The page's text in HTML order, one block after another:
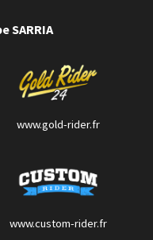
SARRIA
www.gold-rider.fr
www.custom-rider.fr